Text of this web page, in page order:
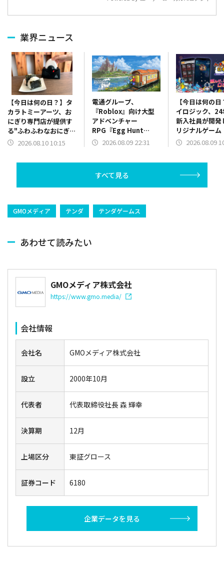
業界ニュース
【今日は何の日？】タ
カラトミーアーツ、お
にぎり専門店が提供す
る"ふわふわなおにぎ
り"が手軽に作れる「究
2026.08.10 10:15
電通グループ、
『Roblox』向け大型
アドベンチャー
RPG『Egg Hunt
2026: The Grand
2026.08.09 22:31
【今日は何の
イロジック、
新入社員が開発
リジナルゲーム
ャメチャロボッ
2026.08.09
すべて見る
GMOメディア テンダ テンダゲームス
あわせて読みたい
GMOメディア株式会社
https://www.gmo.media/
会社情報
会社名 GMOメディア株式会社
設立 2000年10月
代表者 代表取締役社長 森 輝幸
決算期 12月
上場区分 東証グロース
証券コード 6180
企業データを見る